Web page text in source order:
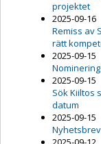
projektet
2025-09-16
Remiss av
rätt
2025-09-15
2025-09-15
Sök Kiiltos
datum
2025-09-15